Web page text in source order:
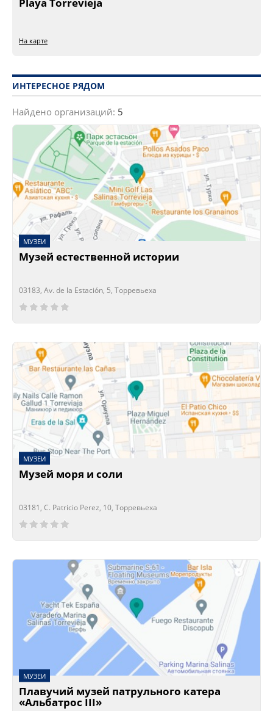
На карте
ИНТЕРЕСНОЕ РЯДОМ
Найдено организаций: 5
МУЗЕИ
Музей естественной истории
03183, Av. de la Estación, 5, Торревьеха
Сейчас открыто!
Сейчас закрыто!
МУЗЕИ
Музей моря и соли
03181, C. Patricio Perez, 10, Торревьеха
Сейчас открыто!
Сейчас закрыто!
МУЗЕИ
Плавучий музей патрульного катера
«Альбатрос III»